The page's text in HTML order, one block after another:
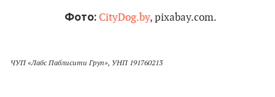
Фото: CityDog.by, pixabay.com.
ЧУП «Лабс Паблисити Груп», УНП 191760213